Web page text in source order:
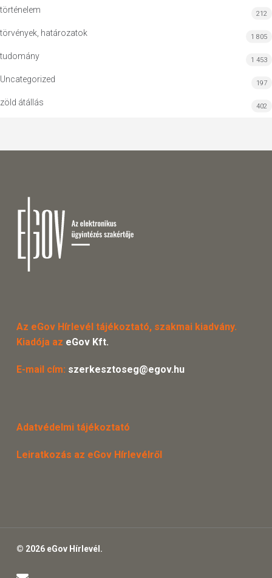
történelem 212
törvények, határozatok 1 805
tudomány 1 453
Uncategorized 197
zöld átállás 402
Az eGov Hírlevél tájékoztató, szakmai kiadvány.
Kiadója az eGov Kft.
E-mail cím: szerkesztoseg@egov.hu
Adatvédelmi tájékoztató
Leiratkozás az eGov Hírlevélről
© 2026 eGov Hírlevél.